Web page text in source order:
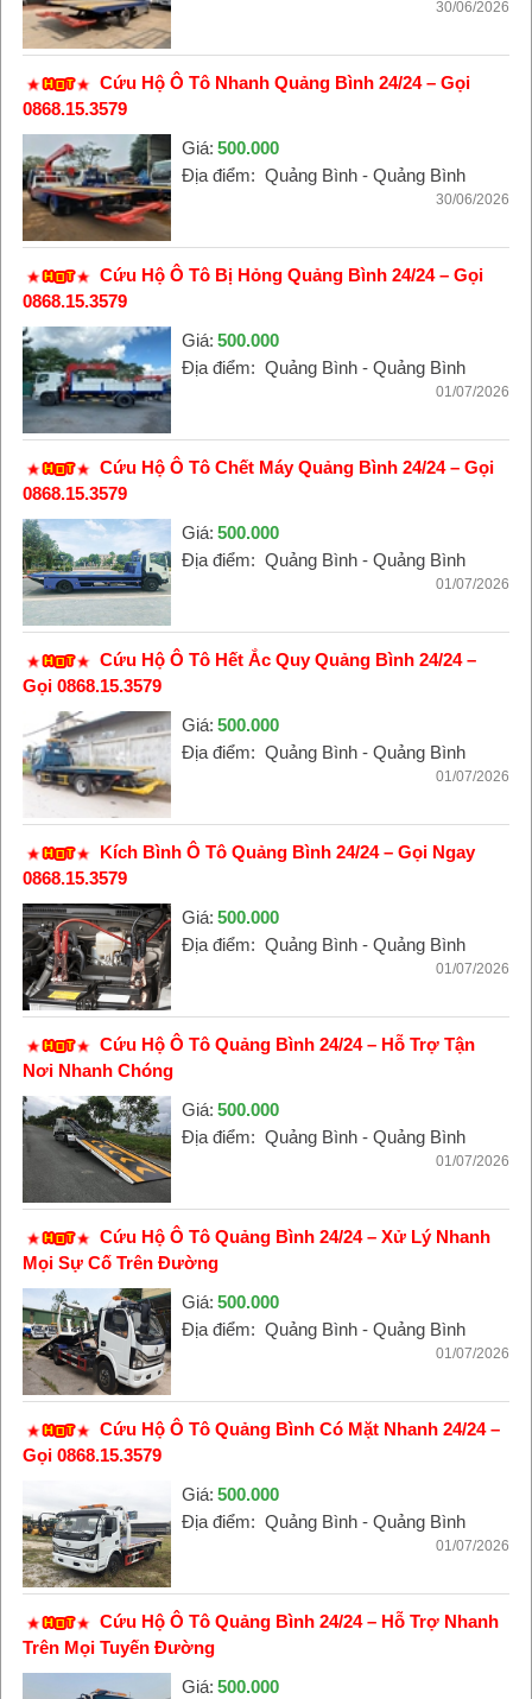
30/06/2026
Cứu Hộ Ô Tô Nhanh Quảng Bình 24/24 – Gọi
0868.15.3579
Giá: 500.000
Địa điểm: Quảng Bình - Quảng Bình
30/06/2026
Cứu Hộ Ô Tô Bị Hỏng Quảng Bình 24/24 – Gọi
0868.15.3579
Giá: 500.000
Địa điểm: Quảng Bình - Quảng Bình
01/07/2026
Cứu Hộ Ô Tô Chết Máy Quảng Bình 24/24 – Gọi
0868.15.3579
Giá: 500.000
Địa điểm: Quảng Bình - Quảng Bình
01/07/2026
Cứu Hộ Ô Tô Hết Ắc Quy Quảng Bình 24/24 –
Gọi 0868.15.3579
Giá: 500.000
Địa điểm: Quảng Bình - Quảng Bình
01/07/2026
Kích Bình Ô Tô Quảng Bình 24/24 – Gọi Ngay
0868.15.3579
Giá: 500.000
Địa điểm: Quảng Bình - Quảng Bình
01/07/2026
Cứu Hộ Ô Tô Quảng Bình 24/24 – Hỗ Trợ Tận
Nơi Nhanh Chóng
Giá: 500.000
Địa điểm: Quảng Bình - Quảng Bình
01/07/2026
Cứu Hộ Ô Tô Quảng Bình 24/24 – Xử Lý Nhanh
Mọi Sự Cố Trên Đường
Giá: 500.000
Địa điểm: Quảng Bình - Quảng Bình
01/07/2026
Cứu Hộ Ô Tô Quảng Bình Có Mặt Nhanh 24/24 –
Gọi 0868.15.3579
Giá: 500.000
Địa điểm: Quảng Bình - Quảng Bình
01/07/2026
Cứu Hộ Ô Tô Quảng Bình 24/24 – Hỗ Trợ Nhanh
Trên Mọi Tuyến Đường
Giá: 500.000